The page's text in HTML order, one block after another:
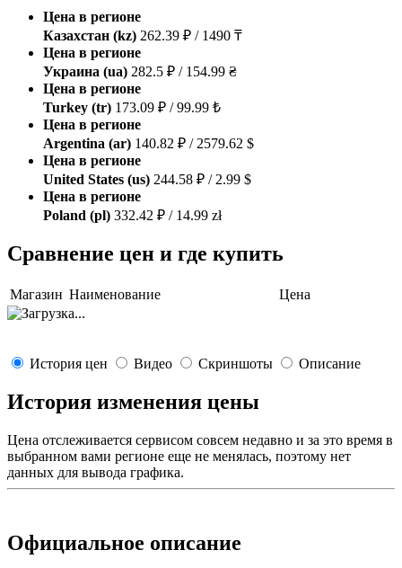
Цена в регионе
Казахстан (kz) 262.39 ₽ / 1490 ₸
Цена в регионе
Украина (ua) 282.5 ₽ / 154.99 ₴
Цена в регионе
Turkey (tr) 173.09 ₽ / 99.99 ₺
Цена в регионе
Argentina (ar) 140.82 ₽ / 2579.62 $
Цена в регионе
United States (us) 244.58 ₽ / 2.99 $
Цена в регионе
Poland (pl) 332.42 ₽ / 14.99 zł
Сравнение цен и где купить
Магазин Наименование Цена
История цен Видео Скриншоты Описание
История изменения цены
Цена отслеживается сервисом совсем недавно и за это время в
выбранном вами регионе еще не менялась, поэтому нет
данных для вывода графика.
Официальное описание